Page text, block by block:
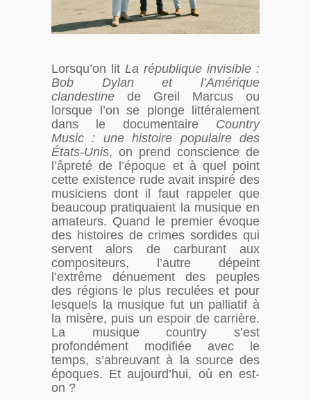
Lorsqu’on lit La république invisible :
Bob Dylan et l’Amérique
clandestine de Greil Marcus ou
lorsque l’on se plonge littéralement
dans le documentaire Country
Music : une histoire populaire des
États-Unis, on prend conscience de
l’âpreté de l’époque et à quel point
cette existence rude avait inspiré des
musiciens dont il faut rappeler que
beaucoup pratiquaient la musique en
amateurs. Quand le premier évoque
des histoires de crimes sordides qui
servent alors de carburant aux
compositeurs, l’autre dépeint
l’extrême dénuement des peuples
des régions le plus reculées et pour
lesquels la musique fut un palliatif à
la misère, puis un espoir de carrière.
La musique country s’est
profondément modifiée avec le
temps, s’abreuvant à la source des
époques. Et aujourd’hui, où en est-
on ?